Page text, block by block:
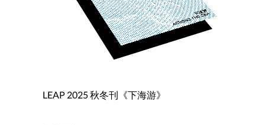
LEAP 2025 秋冬刊《下海游》